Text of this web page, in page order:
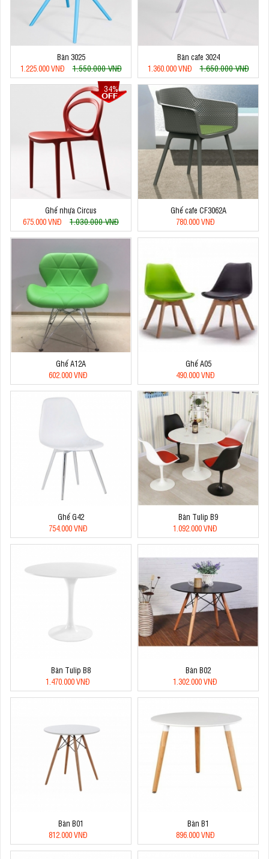
Bàn 3025
1.225.000 VNĐ
1.550.000 VNĐ
Bàn cafe 3024
1.360.000 VNĐ
1.650.000 VNĐ
34%
Ghế nhựa Circus
675.000 VNĐ
1.030.000 VNĐ
Ghế cafe CF3062A
780.000 VNĐ
Ghế A12A
602.000 VNĐ
Ghế A05
490.000 VNĐ
Ghế G42
754.000 VNĐ
Bàn Tulip B9
1.092.000 VNĐ
Bàn Tulip B8
1.470.000 VNĐ
Bàn B02
1.302.000 VNĐ
Bàn B01
812.000 VNĐ
Bàn B1
896.000 VNĐ